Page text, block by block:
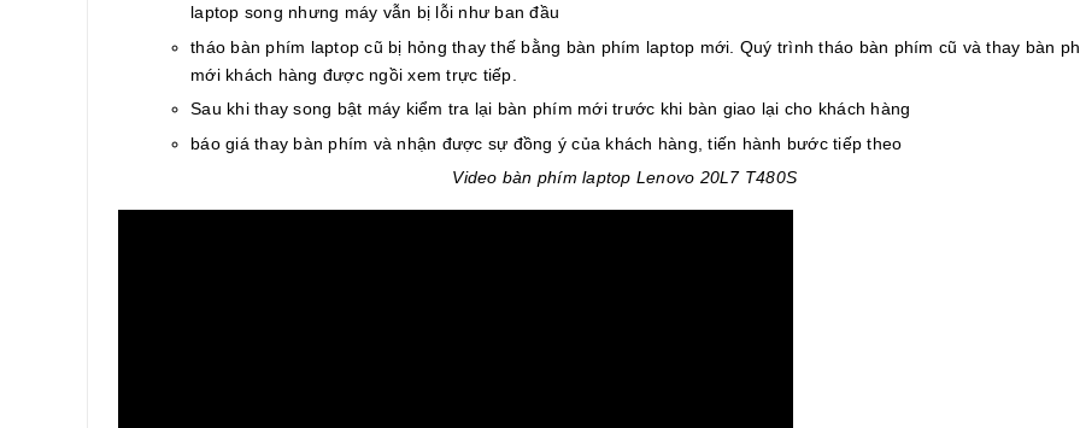
laptop song nhưng máy vẫn bị lỗi như ban đầu
tháo bàn phím laptop cũ bị hỏng thay thế bằng bàn phím laptop mới. Quý trình tháo bàn phím cũ và thay bàn
mới khách hàng được ngồi xem trực tiếp.
Sau khi thay song bật máy kiểm tra lại bàn phím mới trước khi bàn giao lại cho khách hàng
báo giá thay bàn phím và nhận được sự đồng ý của khách hàng, tiến hành bước tiếp theo
Video bàn phím laptop Lenovo 20L7 T480S